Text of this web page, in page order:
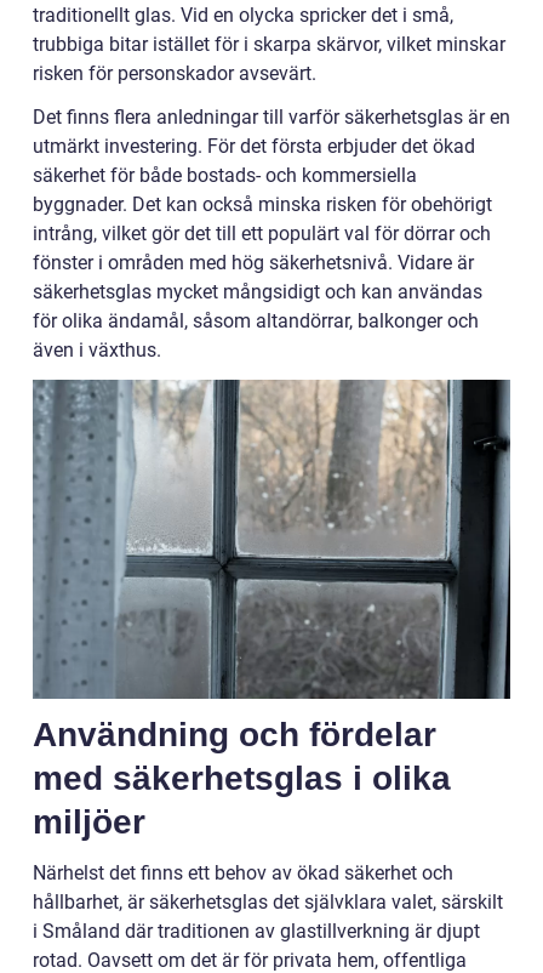
traditionellt glas. Vid en olycka spricker det i små,
trubbiga bitar istället för i skarpa skärvor, vilket minskar
risken för personskador avsevärt.
Det finns flera anledningar till varför säkerhetsglas är en
utmärkt investering. För det första erbjuder det ökad
säkerhet för både bostads- och kommersiella
byggnader. Det kan också minska risken för obehörigt
intrång, vilket gör det till ett populärt val för dörrar och
fönster i områden med hög säkerhetsnivå. Vidare är
säkerhetsglas mycket mångsidigt och kan användas
för olika ändamål, såsom altandörrar, balkonger och
även i växthus.
Användning och fördelar
med säkerhetsglas i olika
miljöer
Närhelst det finns ett behov av ökad säkerhet och
hållbarhet, är säkerhetsglas det självklara valet, särskilt
i Småland där traditionen av glastillverkning är djupt
rotad. Oavsett om det är för privata hem, offentliga